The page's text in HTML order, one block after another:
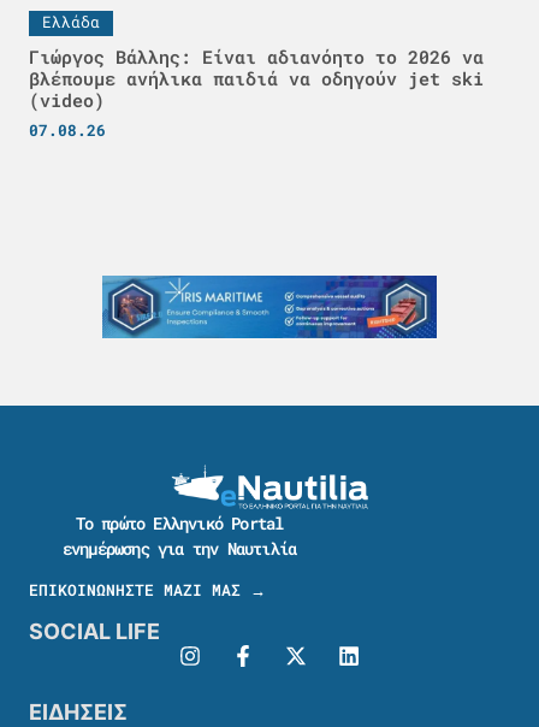
Ελλάδα
Γιώργος Βάλλης: Είναι αδιανόητο το 2026 να
βλέπουμε ανήλικα παιδιά να οδηγούν jet ski
(video)
07.08.26
Το πρώτο Ελληνικό Portal
ενημέρωσης για την Ναυτιλία
ΕΠΙΚΟΙΝΩΝΗΣΤΕ ΜΑΖΙ ΜΑΣ →
SOCIAL LIFE
ΕΙΔΗΣΕΙΣ